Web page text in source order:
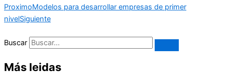
ProximoModelos para desarrollar empresas de primer
nivelSiguiente
Buscar
Más leidas